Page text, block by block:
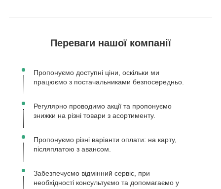
Переваги нашої компанії
Пропонуємо доступні ціни, оскільки ми
працюємо з постачальниками безпосередньо.
Регулярно проводимо акції та пропонуємо
знижки на різні товари з асортименту.
Пропонуємо різні варіанти оплати: на карту,
післяплатою з авансом.
Забезпечуємо відмінний сервіс, при
необхідності консультуємо та допомагаємо у